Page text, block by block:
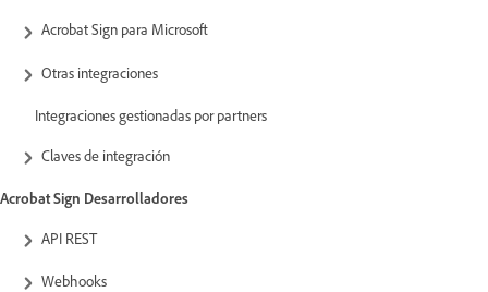
Acrobat Sign para Microsoft
Otras integraciones
Integraciones gestionadas por partners
Claves de integración
Acrobat Sign Desarrolladores
API REST
Webhooks